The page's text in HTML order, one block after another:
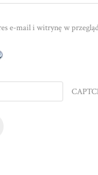
e-mail i witrynę w